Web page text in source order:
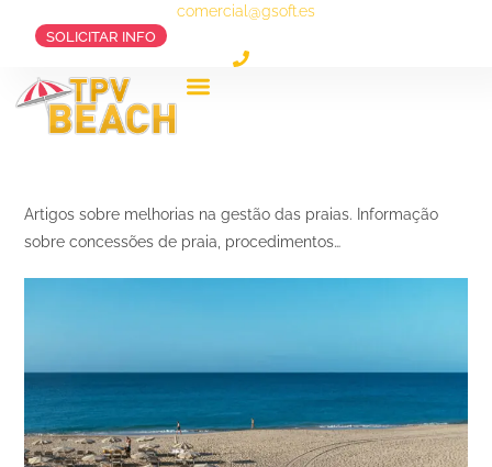
comercial@gsoft.es
SOLICITAR INFO
Artigos sobre melhorias na gestão das praias. Informação
sobre concessões de praia, procedimentos…